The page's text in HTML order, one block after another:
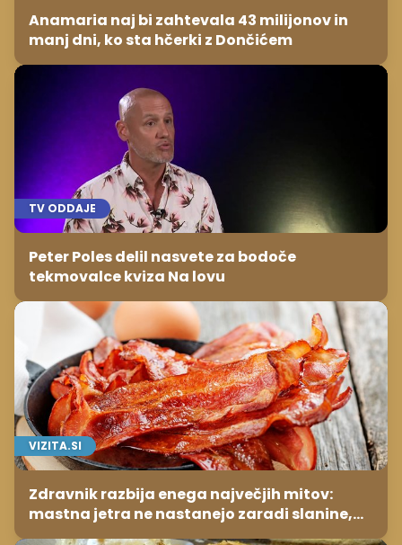
Anamaria naj bi zahtevala 43 milijonov in
manj dni, ko sta hčerki z Dončićem
TV ODDAJE
Peter Poles delil nasvete za bodoče
tekmovalce kviza Na lovu
VIZITA.SI
Zdravnik razbija enega največjih mitov:
mastna jetra ne nastanejo zaradi slanine,
temveč zaradi živila, ki ga imamo vsi radi